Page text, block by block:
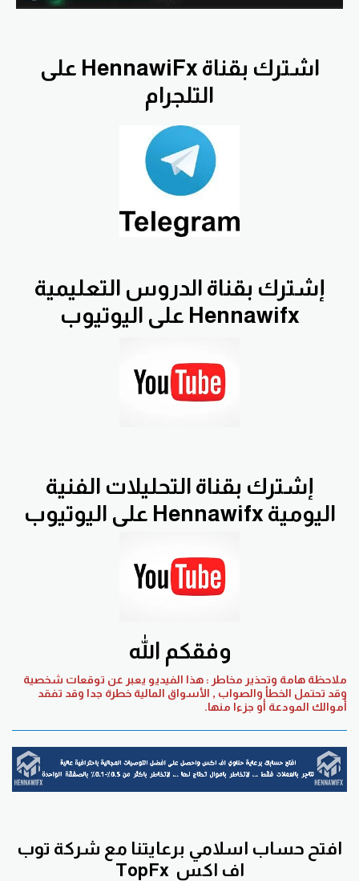
اشترك بقناة HennawiFx على
التلجرام
إشترك بقناة الدروس التعليمية
Hennawifx على اليوتيوب
إشترك بقناة التحليلات الفنية
اليومية Hennawifx على اليوتيوب
وفقكم الله
ملاحظة هامة وتحذير مخاطر : هذا الفيديو يعبر عن توقعات شخصية
وقد تحتمل الخطأ والصواب , الأسواق المالية خطرة جدا وقد تفقد
أموالك المودعة أو جزءا منها.
افتح حساب اسلامي برعايتنا مع شركة توب
اف اكس TopFx